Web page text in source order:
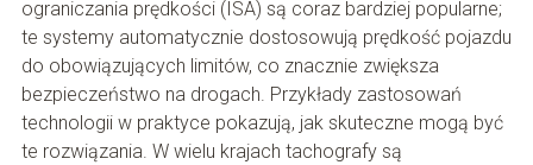
ograniczania prędkości (ISA) są coraz bardziej popularne;
te systemy automatycznie dostosowują prędkość pojazdu
do obowiązujących limitów, co znacznie zwiększa
bezpieczeństwo na drogach. Przykłady zastosowań
technologii w praktyce pokazują, jak skuteczne mogą być
te rozwiązania. W wielu krajach tachografy są